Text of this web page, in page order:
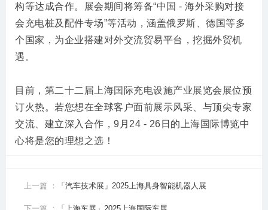
构等达成合作。展会期间将筹备“中国 - 海外采购对接
会充电桩及配件专场”等活动，涵盖俄罗斯、德国等多
个国家，为企业搭建对外交流贸易平台，挖掘外贸机
遇。
目前，第二十二届上海国际充电设施产业展览会展位预
订火热。若您想在全球客户面前展示风采、与顶尖专家
交流、建立深入合作，9月24 - 26日的上海国际博览中
心将是您的理想之选！
上一篇 ： 「汽车技术展」2025上海具身智能机器人展